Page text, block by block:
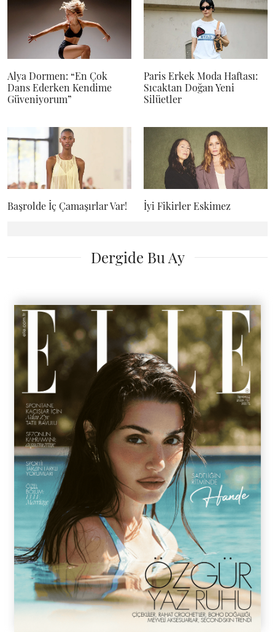
Alya Dormen: “En Çok
Dans Ederken Kendime
Güveniyorum”
Paris Erkek Moda Haftası:
Sıcaktan Doğan Yeni
Silüetler
Başrolde İç Çamaşırlar Var! İyi Fikirler Eskimez
Dergide Bu Ay